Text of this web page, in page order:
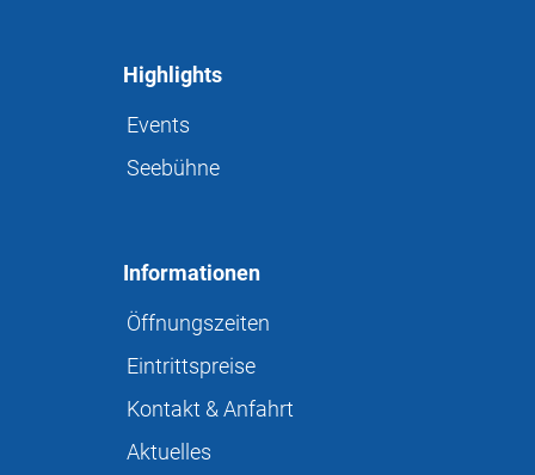
Highlights
Events
Seebühne
Informationen
Öffnungszeiten
Eintrittspreise
Kontakt & Anfahrt
Aktuelles